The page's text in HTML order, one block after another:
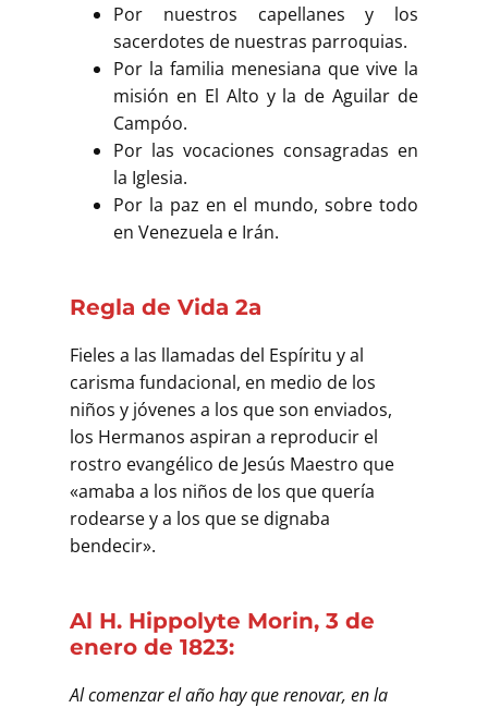
Por nuestros capellanes y los
sacerdotes de nuestras parroquias.
Por la familia menesiana que vive la
misión en El Alto y la de Aguilar de
Campóo.
Por las vocaciones consagradas en
la Iglesia.
Por la paz en el mundo, sobre todo
en Venezuela e Irán.
Regla de Vida 2a
Fieles a las llamadas del Espíritu y al
carisma fundacional, en medio de los
niños y jóvenes a los que son enviados,
los Hermanos aspiran a reproducir el
rostro evangélico de Jesús Maestro que
«amaba a los niños de los que quería
rodearse y a los que se dignaba
bendecir».
Al H. Hippolyte Morin, 3 de
enero de 1823:
Al comenzar el año hay que renovar, en la